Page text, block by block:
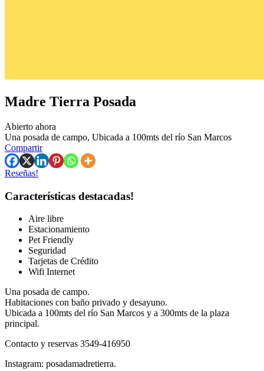
Madre Tierra Posada
Abierto ahora
Una posada de campo, Ubicada a 100mts del río San Marcos
Compartir
Reseñas!
Características destacadas!
Aire libre
Estacionamiento
Pet Friendly
Seguridad
Tarjetas de Crédito
Wifi Internet
Una posada de campo.
Habitaciones con baño privado y desayuno.
Ubicada a 100mts del río San Marcos y a 300mts de la plaza
principal.
Contacto y reservas 3549-416950
Instagram: posadamadretierra.